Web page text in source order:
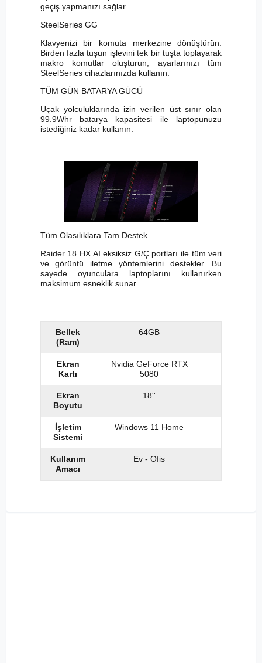
geçiş yapmanızı sağlar.
SteelSeries GG
Klavyenizi bir komuta merkezine dönüştürün.
Birden fazla tuşun işlevini tek bir tuşta toplayarak
makro komutlar oluşturun, ayarlarınızı tüm
SteelSeries cihazlarınızda kullanın.
TÜM GÜN BATARYA GÜCÜ
Uçak yolculuklarında izin verilen üst sınır olan
99.9Whr batarya kapasitesi ile laptopunuzu
istediğiniz kadar kullanın.
Tüm Olasılıklara Tam Destek
Raider 18 HX AI eksiksiz G/Ç portları ile tüm veri
ve görüntü iletme yöntemlerini destekler. Bu
sayede oyunculara laptoplarını kullanırken
maksimum esneklik sunar.
Bellek
(Ram)
64GB
Ekran
Kartı
Nvidia GeForce RTX
5080
Ekran
Boyutu
18''
İşletim
Sistemi
Windows 11 Home
Kullanım
Amacı
Ev - Ofis